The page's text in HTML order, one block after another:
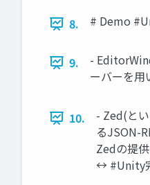
8. # Demo
9.
-
ーバーを
10.
- Zed(と
るJSON-
Zedの提
↔︎ #Unity